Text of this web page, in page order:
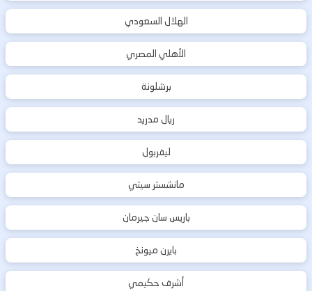
الهلال السعودي
الأهلي المصري
برشلونة
ريال مدريد
ليفربول
مانشستر سيتي
باريس سان جيرمان
بايرن ميونخ
أشرف حكيمي